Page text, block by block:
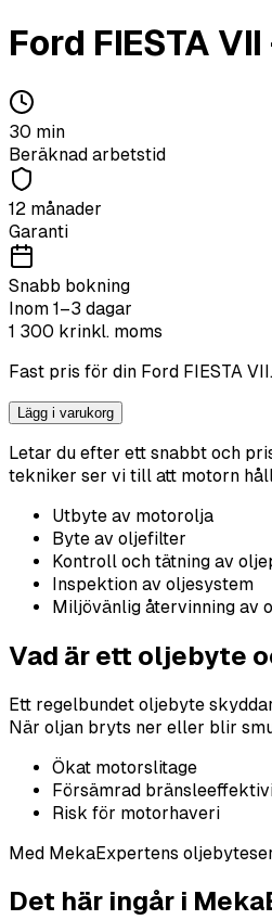
Ford FIESTA VII
30 min
Beräknad arbetstid
12 månader
Garanti
Snabb bokning
Inom 1–3 dagar
1 300 krinkl. moms
Fast pris för din Ford FIESTA VII
Lägg i varukorg
Letar du efter ett snabbt och
tekniker ser vi till att motorn
Utbyte av motorolja
Byte av oljefilter
Kontroll och tätning av
Inspektion av oljesystem
Miljövänlig återvinning av
Vad är ett oljebyte
Ett regelbundet oljebyte
När oljan bryts ner eller blir
Ökat motorslitage
Försämrad
Risk för motorhaveri
Med MekaExpertens
Det här ingår i